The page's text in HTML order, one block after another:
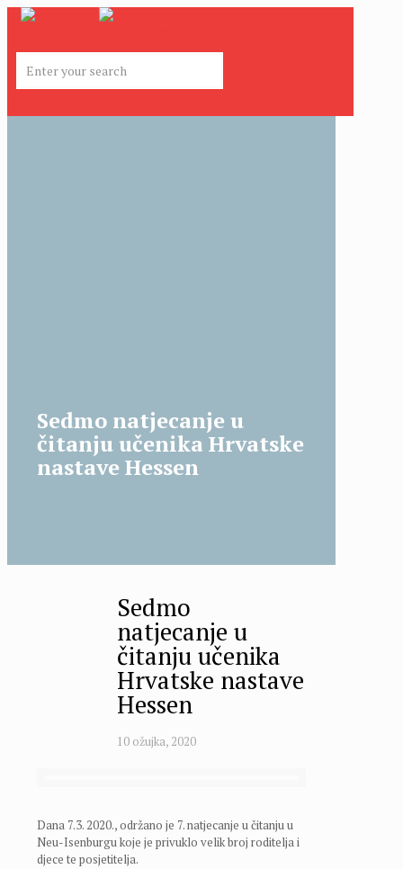
Sedmo natjecanje u
čitanju učenika Hrvatske
nastave Hessen
Sedmo
natjecanje u
čitanju učenika
Hrvatske nastave
Hessen
10 ožujka, 2020
Dana 7.3. 2020., održano je 7. natjecanje u čitanju u
Neu-Isenburgu koje je privuklo velik broj roditelja i
djece te posjetitelja.